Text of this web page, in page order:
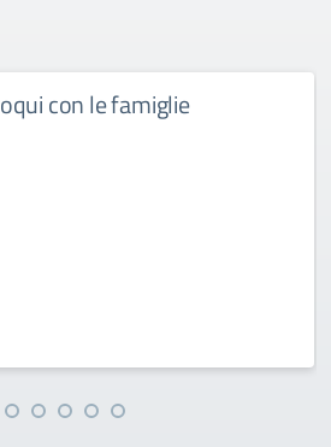
con le famiglie